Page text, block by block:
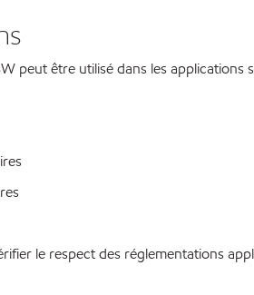
peut être utilisé dans les applications
le respect des réglementations